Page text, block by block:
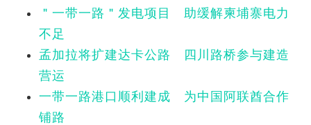
＂一带一路＂发电项目 助缓解柬埔寨电力
不足
孟加拉将扩建达卡公路 四川路桥参与建造
营运
一带一路港口顺利建成 为中国阿联酋合作
铺路